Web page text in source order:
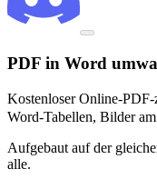
PDF in Word
Kostenloser Online-
Word-Tabellen, Bilder
Aufgebaut auf der
alle.